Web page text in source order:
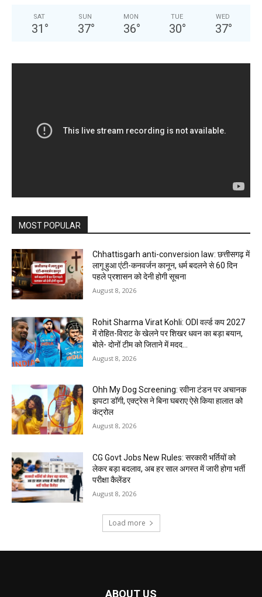
SAT
31 °
SUN
37°
MON
36°
TUE
30°
WED
37°
MOST POPULAR
Chhattisgarh anti-conversion law: छत्तीसगढ़ में
लागू हुआ एंटी-कनवर्जन कानून, धर्म बदलने से 60 दिन
पहले प्रशासन को देनी होगी सूचना
August 8, 2026
Rohit Sharma Virat Kohli: ODI वर्ल्ड कप 2027
में रोहित-विराट के खेलने पर शिखर धवन का बड़ा बयान,
बोले- दोनों टीम को जिताने में मदद...
August 8, 2026
Ohh My Dog Screening: रवीना टंडन पर अचानक
झपटा डॉगी, एक्ट्रेस ने बिना घबराए ऐसे किया हालात को
कंट्रोल
August 8, 2026
CG Govt Jobs New Rules: सरकारी भर्तियों को
लेकर बड़ा बदलाव, अब हर साल अगस्त में जारी होगा भर्ती
परीक्षा कैलेंडर
August 8, 2026
Load more
ABOUT US